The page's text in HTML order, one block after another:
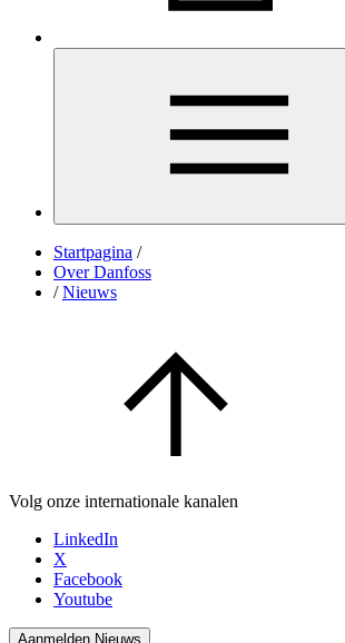
Startpagina /
Over Danfoss
/ Nieuws
Volg onze internationale kanalen
LinkedIn
X
Facebook
Youtube
Aanmelden Nieuws